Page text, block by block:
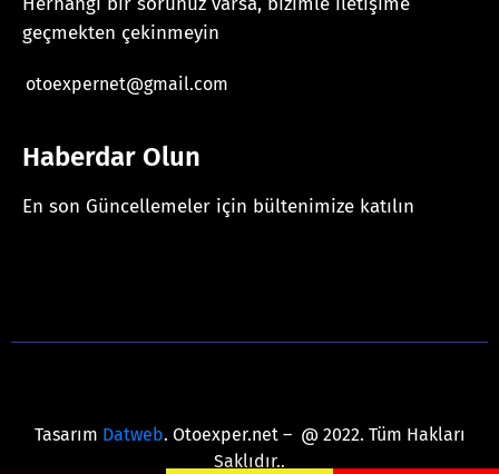
geçmekten çekinmeyin
otoexpernet@gmail.com
Haberdar Olun
En son Güncellemeler için bültenimize katılın
Tasarım Datweb. Otoexper.net – @ 2022. Tüm Hakları
Saklıdır..